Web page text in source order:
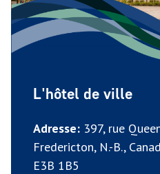
L'hôtel de ville
Adresse: 397, rue
Fredericton, N.-B.,
E3B 1B5